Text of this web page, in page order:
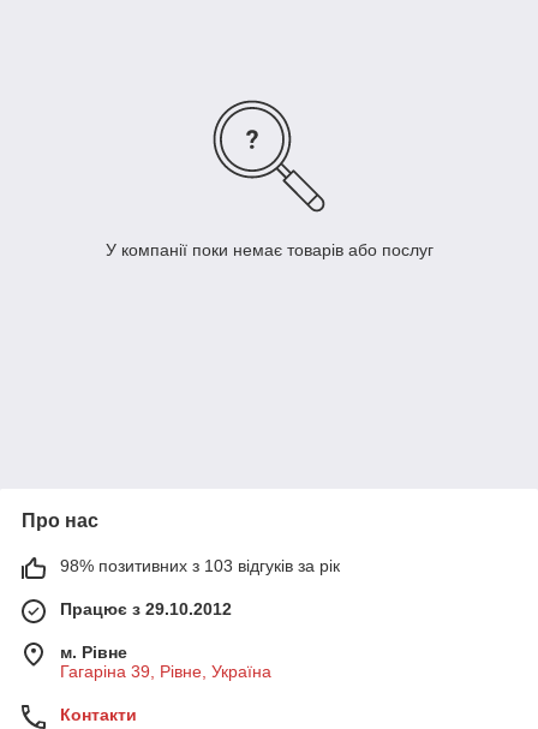
У компанії поки немає товарів або послуг
Про нас
98% позитивних з 103 відгуків за рік
Працює з 29.10.2012
м. Рівне
Гагаріна 39, Рівне, Україна
Контакти